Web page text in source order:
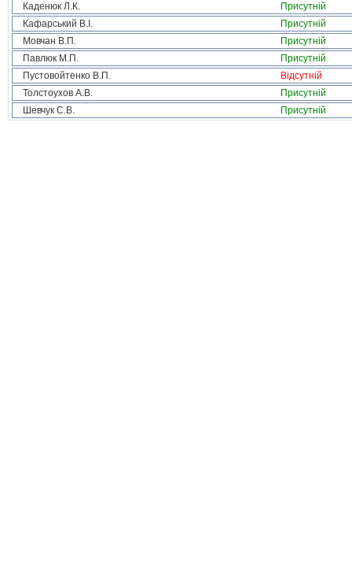
Каденюк Л.К.
Присутній
Кафарський В.І.
Присутній
Мовчан В.П.
Присутній
Павлюк М.П.
Присутній
Пустовойтенко В.П.
Відсутній
Толстоухов А.В.
Присутній
Шевчук С.В.
Присутній